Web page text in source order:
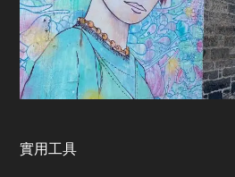
實用工具